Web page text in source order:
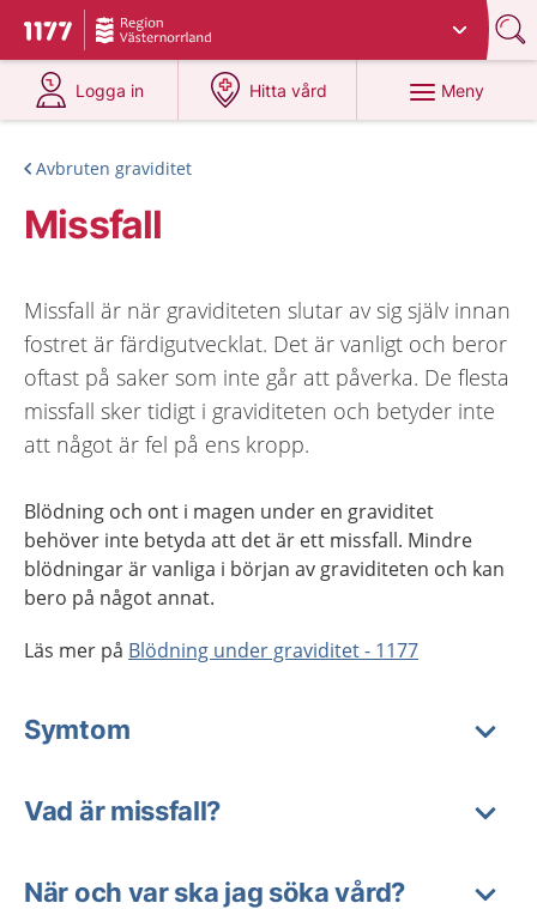
Till startsidan för 1177
Du har valt region
Logga in
på 1177.se
Hitta vård
på 1177.se
Meny
Avbruten graviditet
Missfall
Missfall är när graviditeten slutar av sig själv innan
fostret är färdigutvecklat. Det är vanligt och beror
oftast på saker som inte går att påverka. De flesta
missfall sker tidigt i graviditeten och betyder inte
att något är fel på ens kropp.
Blödning och ont i magen under en graviditet
behöver inte betyda att det är ett missfall. Mindre
blödningar är vanliga i början av graviditeten och kan
bero på något annat.
Läs mer på Blödning under graviditet - 1177
Symtom
Vad är missfall?
När och var ska jag söka vård?